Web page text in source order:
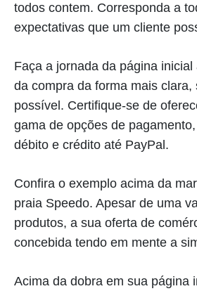
todos contem. Corresponda a
expectativas que um cliente
Faça a jornada da página
da compra da forma mais clara,
possível. Certifique-se de
gama de opções de
débito e crédito até PayPal.
Confira o exemplo acima da
praia Speedo. Apesar de uma
produtos, a sua oferta de
concebida tendo em mente a
Acima da dobra em sua página